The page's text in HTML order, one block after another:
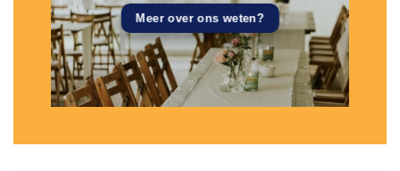
Meer over ons weten?